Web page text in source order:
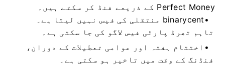
Perfect Money کے ذریعے فنڈ کر سکتے ہیں۔
binarycent منتقلی کی فیس نہیں لیتا ہے۔
تاہم تھرڈ پارٹی فیس لاگو کی جا سکتی ہے۔
اختتام ہفتہ اور عوامی تعطیلات کے دوران،
فنڈنگ ​​کے وقت میں تاخیر ہو سکتی ہے۔